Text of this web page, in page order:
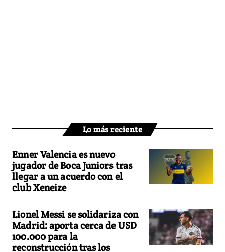
Lo más reciente
Enner Valencia es nuevo
jugador de Boca Juniors tras
llegar a un acuerdo con el
club Xeneize
Lionel Messi se solidariza con
Madrid: aporta cerca de USD
100.000 para la
reconstrucción tras los